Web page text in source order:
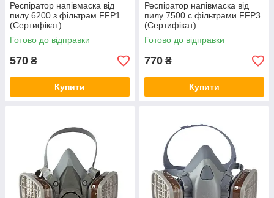
Респіратор напівмаска від
пилу 6200 з фільтрам FFP1
(Сертифікат)
Готово до відправки
570 ₴
Купити
Респіратор напівмаска від
пилу 7500 c фільтрами FFP3
(Сертифікат)
Готово до відправки
770 ₴
Купити